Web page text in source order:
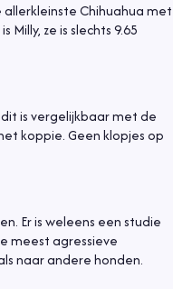
allerkleinste Chihuahua met
ze is slechts 9.65
dit is vergelijkbaar met de
koppie. Geen klopjes op
Er is weleens een studie
meest agressieve
naar andere honden.